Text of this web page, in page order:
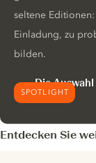
SPOTLIGHT
seltene
Einladung, zu
bilden.
Die
Entdecken Sie